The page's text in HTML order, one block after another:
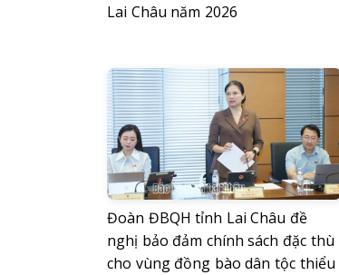
Lai Châu năm 2026
Đoàn ĐBQH tỉnh Lai Châu đề
nghị bảo đảm chính sách đặc thù
cho vùng đồng bào dân tộc thiểu